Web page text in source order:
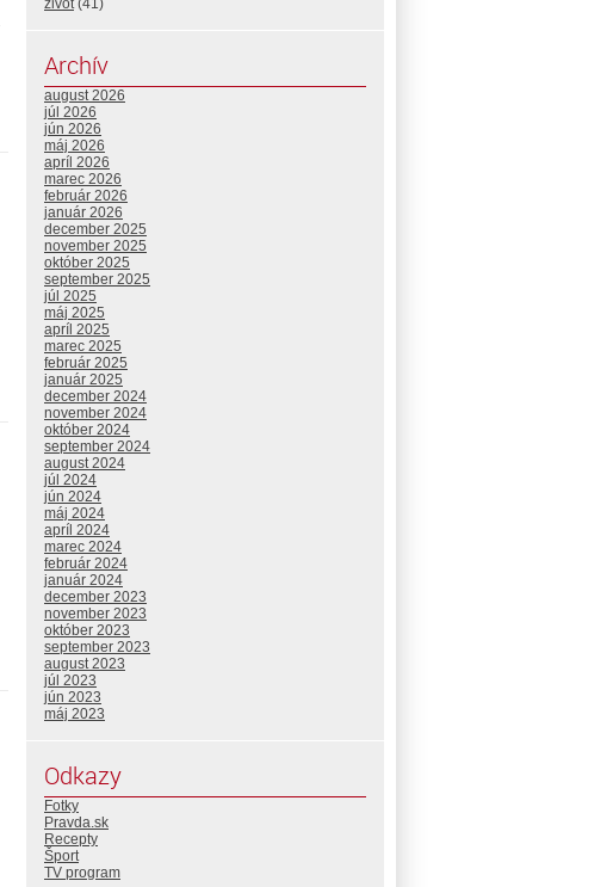
život(41)
Archív
august 2026
júl 2026
jún 2026
máj 2026
apríl 2026
marec 2026
február 2026
január 2026
december 2025
november 2025
október 2025
september 2025
júl 2025
máj 2025
apríl 2025
marec 2025
február 2025
január 2025
december 2024
november 2024
október 2024
september 2024
august 2024
júl 2024
jún 2024
máj 2024
apríl 2024
marec 2024
február 2024
január 2024
december 2023
november 2023
október 2023
september 2023
august 2023
júl 2023
jún 2023
máj 2023
Odkazy
Fotky
Pravda.sk
Recepty
Šport
TV program